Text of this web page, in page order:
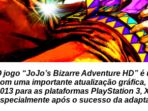
jogo “JoJo’s Bizarre Adventure HD”
uma importante atualização
para as plataformas PlayStation 3,
após o sucesso da